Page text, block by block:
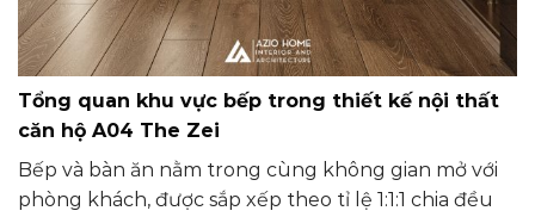
Tổng quan khu vực bếp trong thiết kế nội thất
căn hộ A04 The Zei
Bếp và bàn ăn nằm trong cùng không gian mở với
phòng khách, được sắp xếp theo tỉ lệ 1:1:1 chia đều